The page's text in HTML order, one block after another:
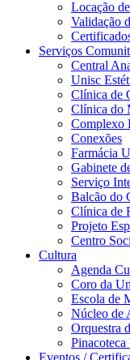
Locação
Validação
Serviços
Central
Unisc
Clínica de
Clínica do
Complexo
Conexões
Farmácia
Gabinete
Serviço
Balcão do
Clínica de
Projeto
Centro
Cultura
Agenda
Coro da
Escola de
Núcleo de
Orquestra